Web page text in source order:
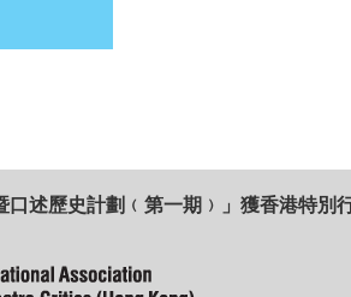
口述歷史計劃﹙第一期﹚」獲香港特別